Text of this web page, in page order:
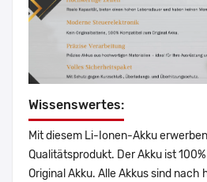
Wissenswertes:
Mit diesem Li-Ionen-Akku
Qualitätsprodukt. Der Akku ist
Original Akku. Alle Akkus sind